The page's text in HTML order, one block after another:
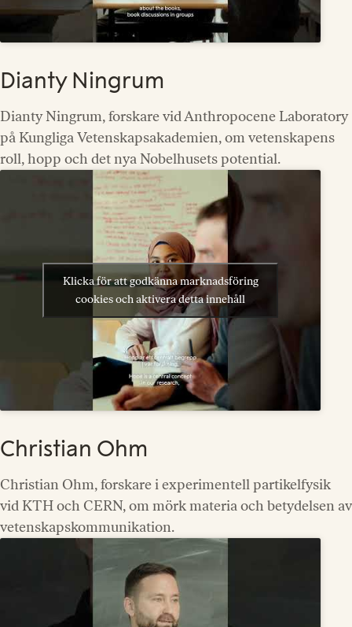
Dianty Ningrum
Dianty Ningrum, forskare vid Anthropocene Laboratory
på Kungliga Vetenskapsakademien, om vetenskapens
roll, hopp och det nya Nobelhusets potential.
Klicka för att godkänna marknadsföring
cookies och aktivera detta innehåll
Christian Ohm
Christian Ohm, forskare i experimentell partikelfysik
vid KTH och CERN, om mörk materia och betydelsen av
vetenskapskommunikation.